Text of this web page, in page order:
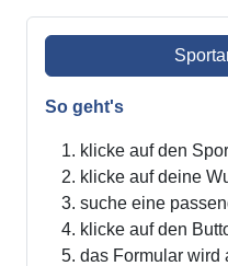
So geht's
klicke auf den
klicke auf deine
suche eine
klicke auf den
das Formular wird